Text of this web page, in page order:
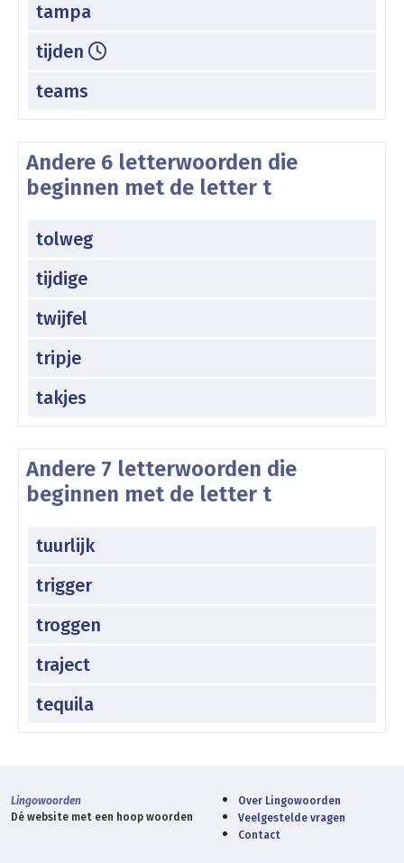
tampa
tijden
teams
Andere 6 letterwoorden die
beginnen met de letter t
tolweg
tijdige
twijfel
tripje
takjes
Andere 7 letterwoorden die
beginnen met de letter t
tuurlijk
trigger
troggen
traject
tequila
Lingowoorden
Dé website met een hoop woorden
Over Lingowoorden
Veelgestelde vragen
Contact